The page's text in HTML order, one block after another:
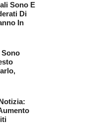
Sono E
Di
In